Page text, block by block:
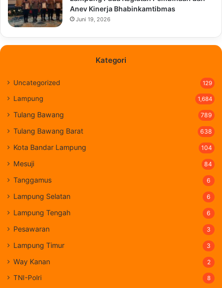
Anev Kinerja Bhabinkamtibmas
Juni 19, 2026
Kategori
Uncategorized 129
Lampung 1,684
Tulang Bawang 789
Tulang Bawang Barat 638
Kota Bandar Lampung 104
Mesuji 84
Tanggamus 6
Lampung Selatan 6
Lampung Tengah 6
Pesawaran 3
Lampung Timur 3
Way Kanan 2
TNI-Polri 8